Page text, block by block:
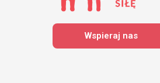
Wspieraj nas